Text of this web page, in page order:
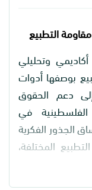
التطبيع
وتحليلي
بوصفها أدوات
دعم الحقوق
الفلسطينية في
الجذور الفكرية
المختلفة،
مع التركيز
في بناء